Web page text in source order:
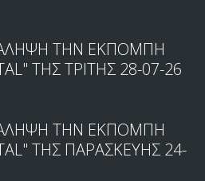
ΤΗΝ ΕΚΠΟΜΠΗ
ΤΗΣ ΤΡΙΤΗΣ 28-07-26
ΤΗΝ ΕΚΠΟΜΠΗ
ΤΗΣ ΠΑΡΑΣΚΕΥΗΣ 24-